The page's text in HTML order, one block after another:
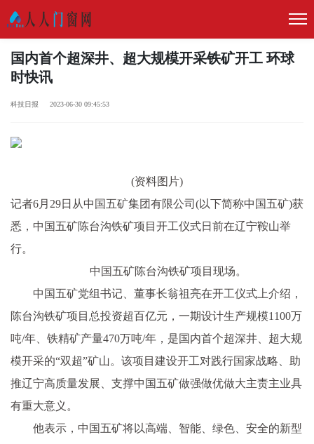
国内首个超深井、超大规模开采铁矿开工 环球
时快讯
科技日报 2023-06-30 09:45:53
(资料图片)
记者6月29日从中国五矿集团有限公司(以下简称中国五矿)获
悉，中国五矿陈台沟铁矿项目开工仪式日前在辽宁鞍山举
行。
中国五矿陈台沟铁矿项目现场。
中国五矿党组书记、董事长翁祖亮在开工仪式上介绍，
陈台沟铁矿项目总投资超百亿元，一期设计生产规模1100万
吨/年、铁精矿产量470万吨/年，是国内首个超深井、超大规
模开采的“双超”矿山。该项目建设开工对践行国家战略、助
推辽宁高质量发展、支撑中国五矿做强做优做大主责主业具
有重大意义。
他表示，中国五矿将以高端、智能、绿色、安全的新型